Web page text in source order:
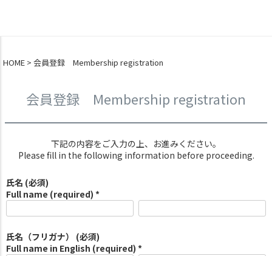
HOME 会員登録 Membership registration
会員登録 Membership registration
下記の内容をご入力の上、お進みください。
Please fill in the following information before proceeding.
氏名 (必須)
Full name (required) *
氏名（フリガナ） (必須)
Full name in English (required) *